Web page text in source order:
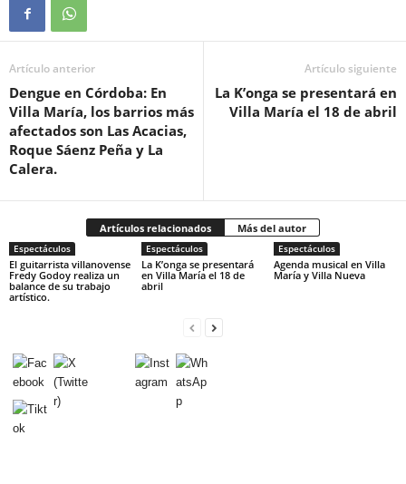
Artículo anterior
Dengue en Córdoba: En
Villa María, los barrios más
afectados son Las Acacias,
Roque Sáenz Peña y La
Calera.
Artículo siguiente
La K’onga se presentará en
Villa María el 18 de abril
Artículos relacionados Más del autor
Espectáculos
El guitarrista villanovense
Fredy Godoy realiza un
balance de su trabajo
artístico.
Espectáculos
La K’onga se presentará
en Villa María el 18 de
abril
Espectáculos
Agenda musical en Villa
María y Villa Nueva